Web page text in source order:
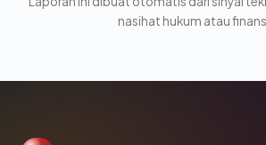
nasihat hukum atau